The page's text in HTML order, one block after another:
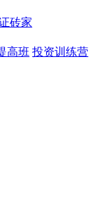
砖家
高班 投资训练营